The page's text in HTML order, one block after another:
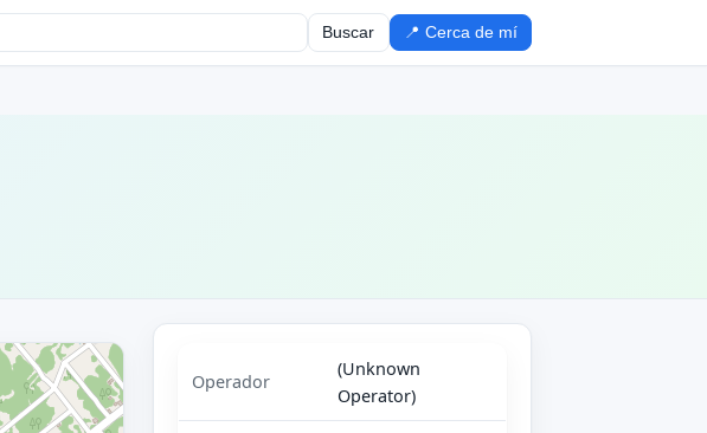
Buscar 📍 Cerca de mí
Operador
(Unknown
Operator)